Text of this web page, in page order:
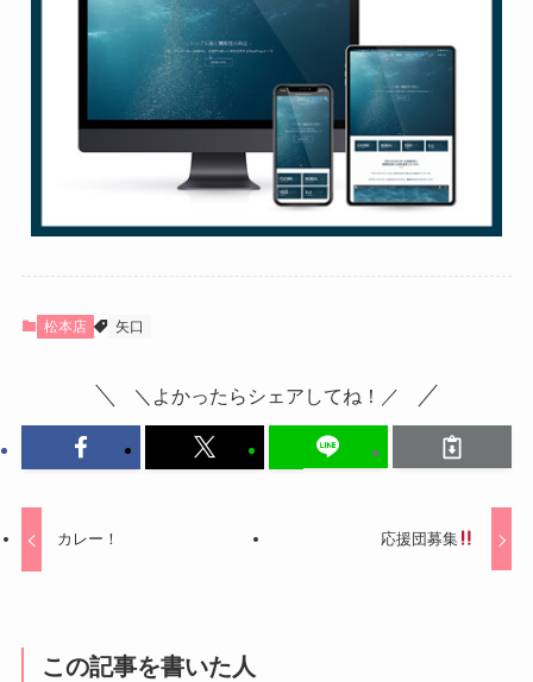
松本店 矢口
＼よかったらシェアしてね！／
カレー！ 応援団募集
この記事を書いた人